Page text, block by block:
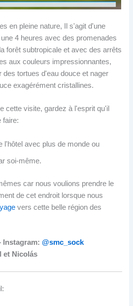
en pleine nature, Il s'agit d'une
4 heures avec des promenades
forêt subtropicale et avec des arrêts
aux couleurs impressionnantes,
des tortues d'eau douce et nager
exagérément cristallines.
cette visite, gardez à l'esprit qu'il
faire:
l'hôtel avec plus de monde ou
soi-même.
car nous voulions prendre le
de cet endroit lorsque nous
vers cette belle région des
Instagram:@smc_sock
et Nicolás